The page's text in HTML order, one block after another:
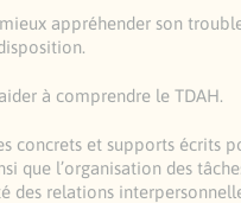
appréhender son
à comprendre le TDAH.
concrets et supports écrits
que l’organisation des
des relations